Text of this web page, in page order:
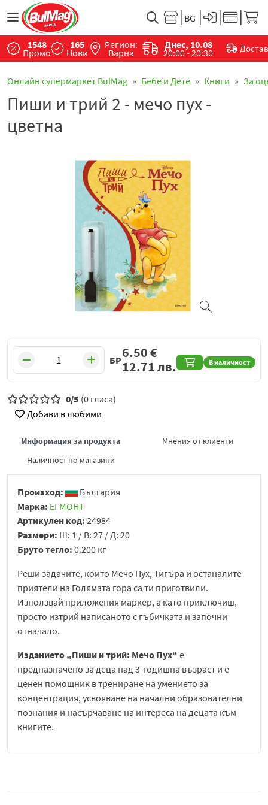
1548
Промо
165
Нови
Регион:
Варна
Днес, 10.08
20:00 - 20:30
Онлайн супермаркет BulMag Бебе и Дете Книги За
Пиши и трий 2 - мечо пух -
цветна
БР В наличност
6.50€
12.71лв.
0/5 (0 гласа)
Добави в любими
Информация за продукта
Мнения от клиенти
Наличност по магазини
Произход:
България
Марка: ЕГМОНТ
Артикулен код: 24984
Размери: Ш: 1 / В: 27 / Д: 20
Бруто тегло: 0.200 кг
Реши задачите, които Мечо Пух, Тигъра и останалите
приятели на Голямата гора са ти приготвили.
Използвай приложения маркер, а като приключиш,
просто изтрий написаното с гъбичката и започни
отначало.
Изданието „Пиши и трий: Мечо Пух“ е
предназначено за деца над 3-годишна възраст и е
ценен помощник в трениране на умението за
концентрация, усвояване на начални образователни
познания и насърчаване на интереса на децата към
книгите.